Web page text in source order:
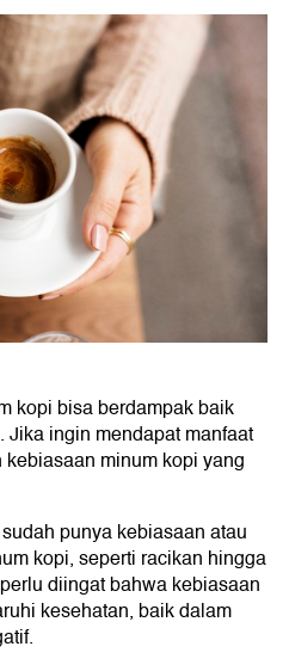
kopi bisa berdampak baik
ingin mendapat manfaat
minum kopi yang
punya kebiasaan atau
kopi, seperti racikan hingga
diingat bahwa kebiasaan
kesehatan, baik dalam